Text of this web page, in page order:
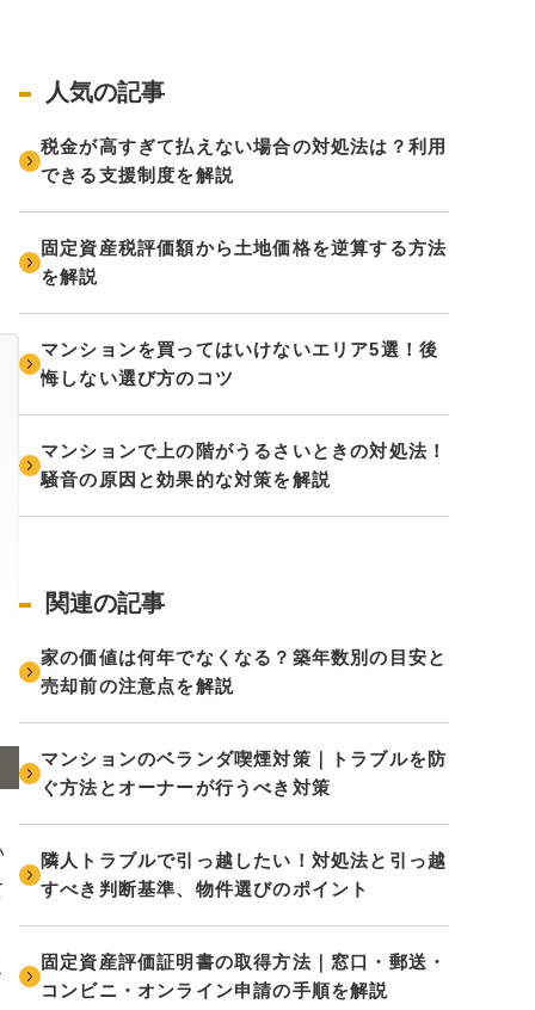
人気の記事
税金が高すぎて払えない場合の対処法は？利用
できる支援制度を解説
固定資産税評価額から土地価格を逆算する方法
を解説
マンションを買ってはいけないエリア5選！後
悔しない選び方のコツ
マンションで上の階がうるさいときの対処法！
騒音の原因と効果的な対策を解説
関連の記事
家の価値は何年でなくなる？築年数別の目安と
売却前の注意点を解説
マンションのベランダ喫煙対策｜トラブルを防
ぐ方法とオーナーが行うべき対策
隣人トラブルで引っ越したい！対処法と引っ越
すべき判断基準、物件選びのポイント
固定資産評価証明書の取得方法｜窓口・郵送・
コンビニ・オンライン申請の手順を解説